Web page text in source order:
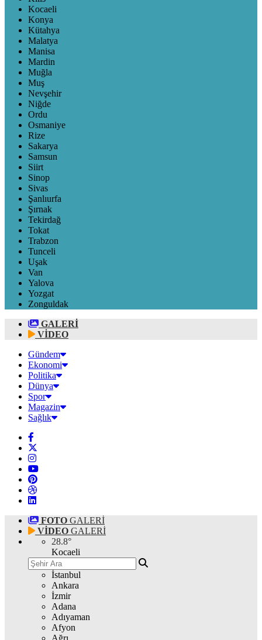
Kocaeli
Konya
Kütahya
Malatya
Manisa
Mardin
Muğla
Muş
Nevşehir
Niğde
Ordu
Osmaniye
Rize
Sakarya
Samsun
Siirt
Sinop
Sivas
Şanlıurfa
Şırnak
Tekirdağ
Tokat
Trabzon
Tunceli
Uşak
Van
Yalova
Yozgat
Zonguldak
GALERİ
VİDEO
Gündem
Ekonomi
Politika
Dünya
Spor
Magazin
Sağlık
FOTO GALERİ
VİDEO GALERİ
28.8°
Kocaeli
İstanbul
Ankara
İzmir
Adana
Adıyaman
Afyon
Ağrı